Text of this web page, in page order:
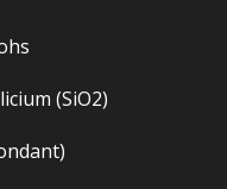
(SiO2​)